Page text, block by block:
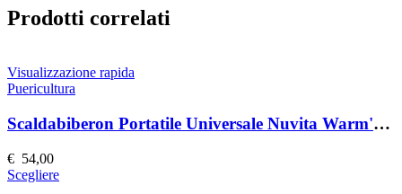
Prodotti correlati
Visualizzazione rapida
Puericultura
Scaldabiberon Portatile Universale Nuvita Warm'n'Go
€ 54,00
ScegliereQuesto